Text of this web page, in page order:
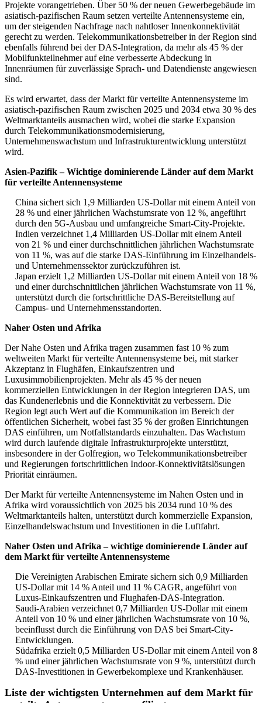
Projekte vorangetrieben. Über 50 % der neuen Gewerbegebäude im
asiatisch-pazifischen Raum setzen verteilte Antennensysteme ein,
um der steigenden Nachfrage nach nahtloser Innenkonnektivität
gerecht zu werden. Telekommunikationsbetreiber in der Region sind
ebenfalls führend bei der DAS-Integration, da mehr als 45 % der
Mobilfunkteilnehmer auf eine verbesserte Abdeckung in
Innenräumen für zuverlässige Sprach- und Datendienste angewiesen
sind.
Es wird erwartet, dass der Markt für verteilte Antennensysteme im
asiatisch-pazifischen Raum zwischen 2025 und 2034 etwa 30 % des
Weltmarktanteils ausmachen wird, wobei die starke Expansion
durch Telekommunikationsmodernisierung,
Unternehmenswachstum und Infrastrukturentwicklung unterstützt
wird.
Asien-Pazifik – Wichtige dominierende Länder auf dem Markt
für verteilte Antennensysteme
China sichert sich 1,9 Milliarden US-Dollar mit einem Anteil von
28 % und einer jährlichen Wachstumsrate von 12 %, angeführt
durch den 5G-Ausbau und umfangreiche Smart-City-Projekte.
Indien verzeichnet 1,4 Milliarden US-Dollar mit einem Anteil
von 21 % und einer durchschnittlichen jährlichen Wachstumsrate
von 11 %, was auf die starke DAS-Einführung im Einzelhandels-
und Unternehmenssektor zurückzuführen ist.
Japan erzielt 1,2 Milliarden US-Dollar mit einem Anteil von 18 %
und einer durchschnittlichen jährlichen Wachstumsrate von 11 %,
unterstützt durch die fortschrittliche DAS-Bereitstellung auf
Campus- und Unternehmensstandorten.
Naher Osten und Afrika
Der Nahe Osten und Afrika tragen zusammen fast 10 % zum
weltweiten Markt für verteilte Antennensysteme bei, mit starker
Akzeptanz in Flughäfen, Einkaufszentren und
Luxusimmobilienprojekten. Mehr als 45 % der neuen
kommerziellen Entwicklungen in der Region integrieren DAS, um
das Kundenerlebnis und die Konnektivität zu verbessern. Die
Region legt auch Wert auf die Kommunikation im Bereich der
öffentlichen Sicherheit, wobei fast 35 % der großen Einrichtungen
DAS einführen, um Notfallstandards einzuhalten. Das Wachstum
wird durch laufende digitale Infrastrukturprojekte unterstützt,
insbesondere in der Golfregion, wo Telekommunikationsbetreiber
und Regierungen fortschrittlichen Indoor-Konnektivitätslösungen
Priorität einräumen.
Der Markt für verteilte Antennensysteme im Nahen Osten und in
Afrika wird voraussichtlich von 2025 bis 2034 rund 10 % des
Weltmarktanteils halten, unterstützt durch kommerzielle Expansion,
Einzelhandelswachstum und Investitionen in die Luftfahrt.
Naher Osten und Afrika – wichtige dominierende Länder auf
dem Markt für verteilte Antennensysteme
Die Vereinigten Arabischen Emirate sichern sich 0,9 Milliarden
US-Dollar mit 14 % Anteil und 11 % CAGR, angeführt von
Luxus-Einkaufszentren und Flughafen-DAS-Integration.
Saudi-Arabien verzeichnet 0,7 Milliarden US-Dollar mit einem
Anteil von 10 % und einer jährlichen Wachstumsrate von 10 %,
beeinflusst durch die Einführung von DAS bei Smart-City-
Entwicklungen.
Südafrika erzielt 0,5 Milliarden US-Dollar mit einem Anteil von 8
% und einer jährlichen Wachstumsrate von 9 %, unterstützt durch
DAS-Investitionen in Gewerbekomplexe und Krankenhäuser.
Liste der wichtigsten Unternehmen auf dem Markt für